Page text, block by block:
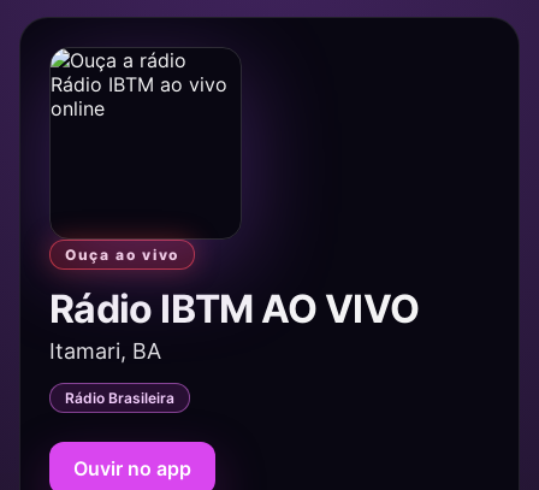
Ouça ao vivo
Rádio IBTM AO VIVO
Itamari, BA
Rádio Brasileira
Ouvir no app